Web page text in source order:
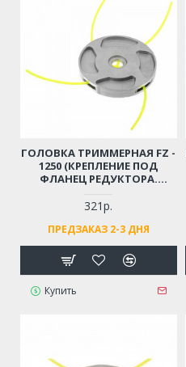
ГОЛОВКА ТРИММЕРНАЯ FZ -
1250 (КРЕПЛЕНИЕ ПОД
ФЛАНЕЦ РЕДУКТОРА.
ОТРЕЗКА ЛЕСКИ. ТОЛЩИНА
ЛЕСКИ ДО 3,0ММ)
321р.
ПРЕДЗАКАЗ 2-3 ДНЯ
Купить